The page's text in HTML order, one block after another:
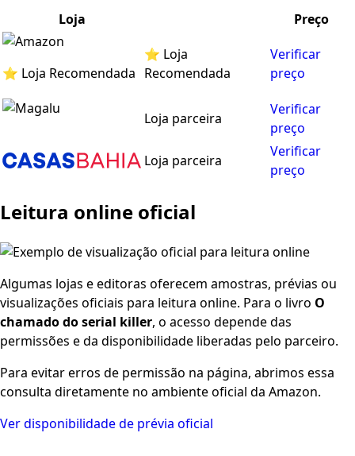
Loja
Preço
⭐ Loja Recomendada
⭐ Loja
Recomendada
Verificar
preço
Loja parceira
Verificar
preço
Loja parceira
Verificar
preço
Leitura online oficial
Algumas lojas e editoras oferecem amostras, prévias ou
visualizações oficiais para leitura online. Para o livro O
chamado do serial killer, o acesso depende das
permissões e da disponibilidade liberadas pelo parceiro.
Para evitar erros de permissão na página, abrimos essa
consulta diretamente no ambiente oficial da Amazon.
Ver disponibilidade de prévia oficial